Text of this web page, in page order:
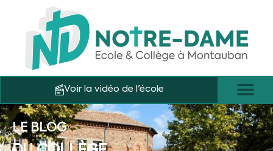
Voir la vidéo de l'école
LE BLOG